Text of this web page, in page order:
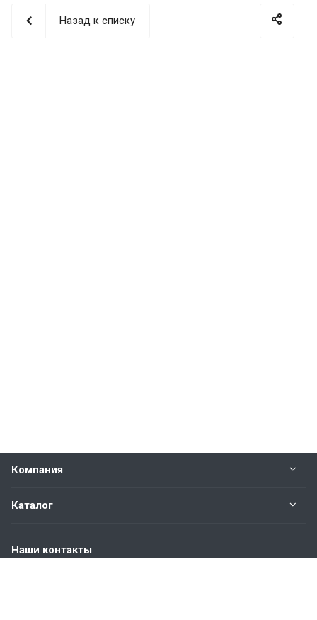
Назад к списку
Компания
Каталог
Наши контакты